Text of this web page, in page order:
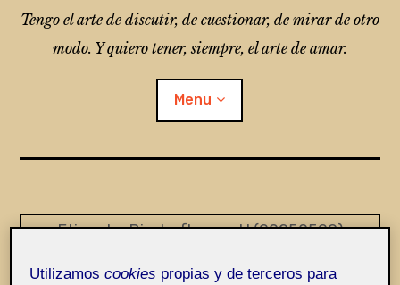
Tengo el arte de discutir, de cuestionar, de mirar de otro
modo. Y quiero tener, siempre, el arte de amar.
Menu
Entrada de incidencias o sugerencias
Etiqueta:Bischofberger U (20250529)
Utilizamoscookies propias y de terceros para